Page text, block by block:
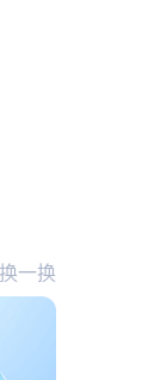
换一换